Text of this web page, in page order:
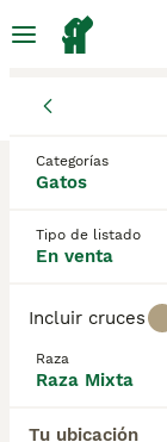
Categorías
Gatos
Tipo de listado
En venta
Incluir cruces
Raza
Raza Mixta
Tu ubicación
Raza Mixta
0 Gatos y gatitos
Sólo puro
Guardar